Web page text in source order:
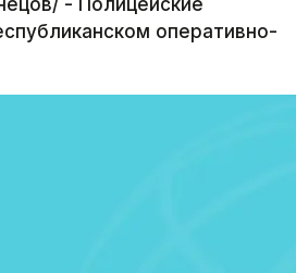
- Полицейские
оперативно-